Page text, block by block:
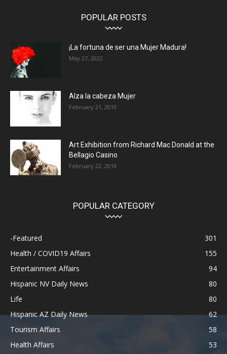
POPULAR POSTS
¡La fortuna de ser una Mujer Madura!
May 27, 2022
Alza la cabeza Mujer
February 21, 2019
Art Exhibition from Richard Mac Donald at the
Bellagio Casino
February 22, 2019
POPULAR CATEGORY
-Featured
301
Health / COVID19 Affairs
155
Entertainment Affairs
94
Hispanic NV Daily News
80
Life
80
Hispanic AZ Daily News
62
Tourism Affairs
58
Health Affairs
53